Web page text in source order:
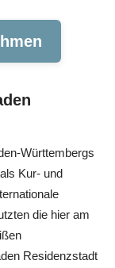
Württembergs
Kur- und
die hier am
Residenzstadt